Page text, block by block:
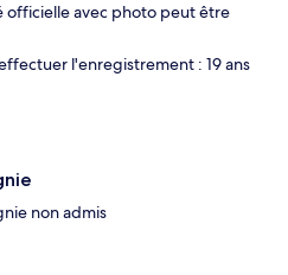
officielle avec photo peut être
l'enregistrement : 19 ans
non admis